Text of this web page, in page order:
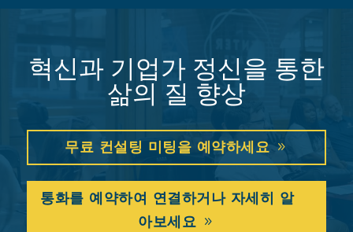
혁신과 기업가 정신을 통한
삶의 질 향상
무료 컨설팅 미팅을 예약하세요
통화를 예약하여 연결하거나 자세히 알
아보세요